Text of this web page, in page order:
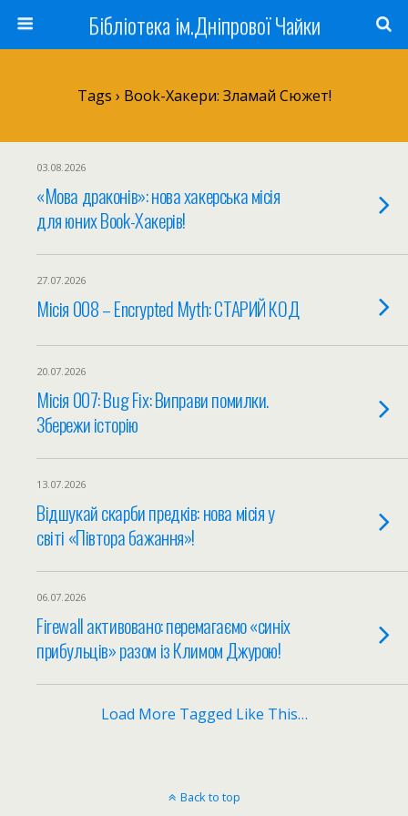
Бібліотека ім.Дніпрової Чайки
Tags › Book-Хакери: Зламай Сюжет!
03.08.2026
«Мова драконів»: нова хакерська місія
для юних Book-Хакерів!
27.07.2026
Місія 008 – Encrypted Myth: СТАРИЙ КОД
20.07.2026
Місія 007: Bug Fix: Виправи помилки.
Збережи історію
13.07.2026
Відшукай скарби предків: нова місія у
світі «Півтора бажання»!
06.07.2026
Firewall активовано: перемагаємо «синіх
прибульців» разом із Климом Джурою!
Load More Tagged Like This…
Back to top